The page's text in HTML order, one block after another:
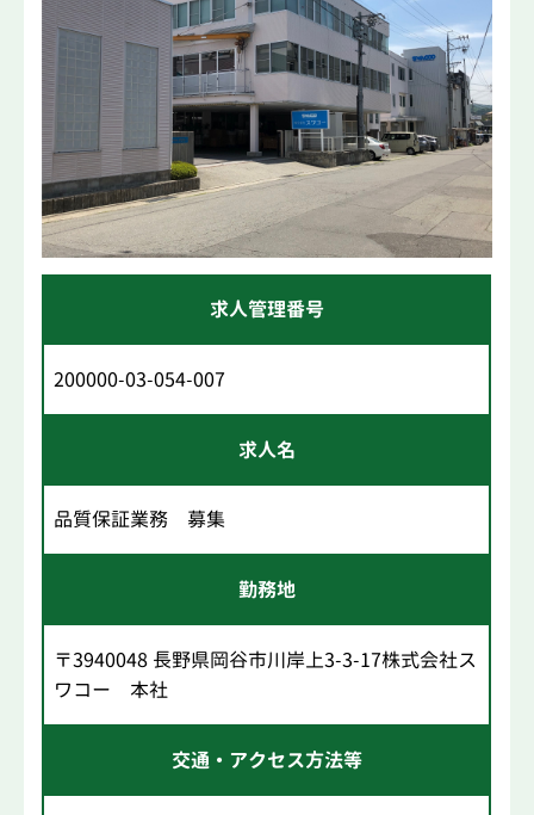
求人管理番号
200000-03-054-007
求人名
品質保証業務 募集
勤務地
〒3940048 長野県岡谷市川岸上3-3-17株式会社ス
ワコー 本社
交通・アクセス方法等